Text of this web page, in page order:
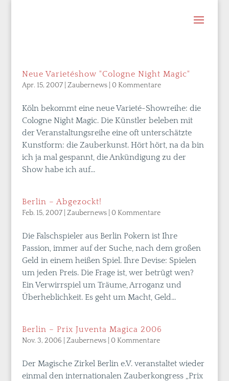
Neue Varietéshow "Cologne Night Magic"
Apr. 15, 2007| Zaubernews| 0 Kommentare
Köln bekommt eine neue Varieté-Showreihe: die
Cologne Night Magic. Die Künstler beleben mit
der Veranstaltungsreihe eine oft unterschätzte
Kunstform: die Zauberkunst. Hört hört, na da bin
ich ja mal gespannt, die Ankündigung zu der
Show habe ich auf...
Berlin – Abgezockt!
Feb. 15, 2007| Zaubernews| 0 Kommentare
Die Falschspieler aus Berlin Pokern ist Ihre
Passion, immer auf der Suche, nach dem großen
Geld in einem heißen Spiel. Ihre Devise: Spielen
um jeden Preis. Die Frage ist, wer betrügt wen?
Ein Verwirrspiel um Träume, Arroganz und
Überheblichkeit. Es geht um Macht, Geld...
Berlin – Prix Juventa Magica 2006
Nov. 3, 2006 Zaubernews| 0 Kommentare
Der Magische Zirkel Berlin e.V. veranstaltet wieder
einmal den internationalen Zauberkongress „Prix